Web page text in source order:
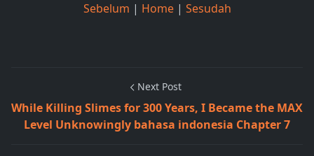
Sebelum | Home | Sesudah
Next Post
While Killing Slimes for 300 Years, I Became the MAX
Level Unknowingly bahasa indonesia Chapter 7